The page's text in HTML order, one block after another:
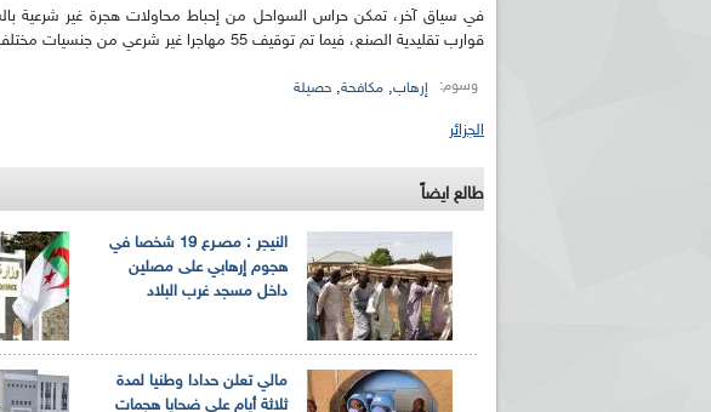
قوارب تقليدية الصنع، فيما تم توقيف 55 مهاجرا غير شرعي من جنسيات مختلفة بكل من تلمسان وتبسة وإن أمناس وبشار".
وسوم: إرهاب, مكافحة, حصيلة
الجزائر
طالع ايضاً
النيجر : مصـرع 19 شخصا في
هجوم إرهابي على مصلين
داخل مسجد غرب البلاد
مالي تعلن حدادا وطنيا لمدة
ثلاثة أيام على ضحايا هجمات